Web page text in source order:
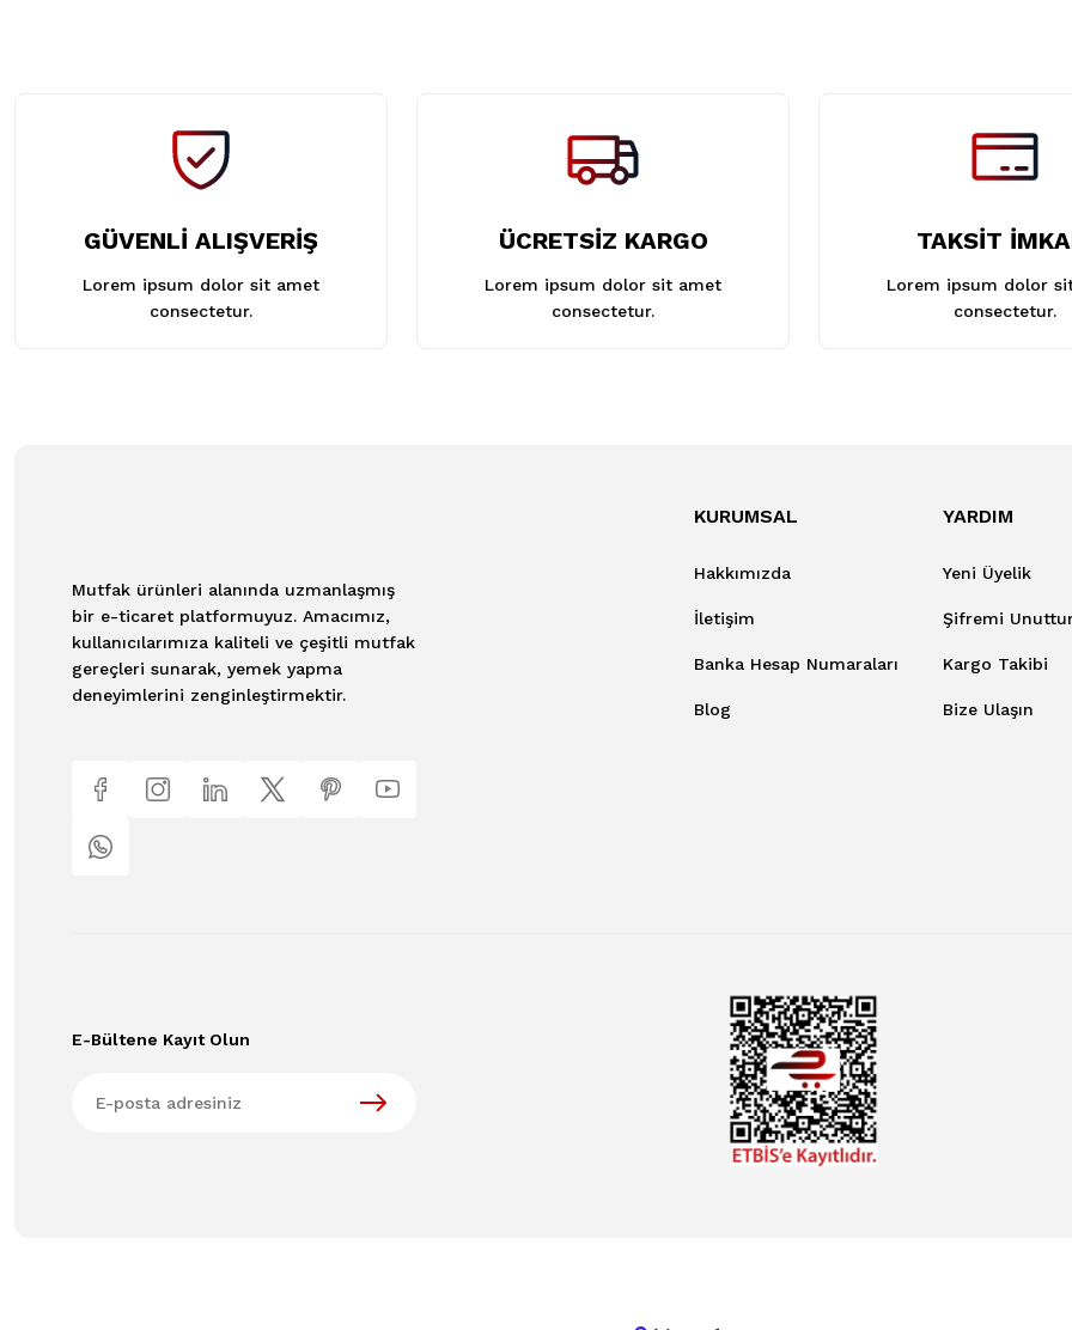
GÜVENLİ ALIŞVERİŞ
Lorem ipsum dolor sit amet
consectetur.
ÜCRETSİZ KARGO
Lorem ipsum dolor sit amet
consectetur.
TAKSİT
Lorem ipsum dolor
consectetur.
Mutfak ürünleri alanında uzmanlaşmış
bir e-ticaret platformuyuz. Amacımız,
kullanıcılarımıza kaliteli ve çeşitli mutfak
gereçleri sunarak, yemek yapma
deneyimlerini zenginleştirmektir.
KURUMSAL
Hakkımızda
İletişim
Banka Hesap Numaraları
Blog
YARDIM
Yeni Üyelik
Şifremi
Kargo Takibi
Bize Ulaşın
E-Bültene Kayıt Olun